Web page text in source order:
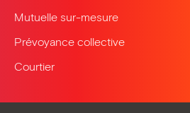
Mutuelle sur-mesure
Prévoyance collective
Courtier